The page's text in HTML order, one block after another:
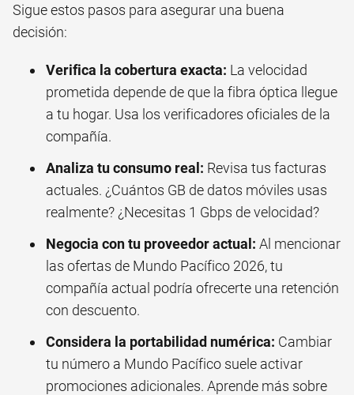
Sigue estos pasos para asegurar una buena
decisión:
Verifica la cobertura exacta: La velocidad
prometida depende de que la fibra óptica llegue
a tu hogar. Usa los verificadores oficiales de la
compañía.
Analiza tu consumo real: Revisa tus facturas
actuales. ¿Cuántos GB de datos móviles usas
realmente? ¿Necesitas 1 Gbps de velocidad?
Negocia con tu proveedor actual: Al mencionar
las ofertas de Mundo Pacífico 2026, tu
compañía actual podría ofrecerte una retención
con descuento.
Considera la portabilidad numérica: Cambiar
tu número a Mundo Pacífico suele activar
promociones adicionales. Aprende más sobre